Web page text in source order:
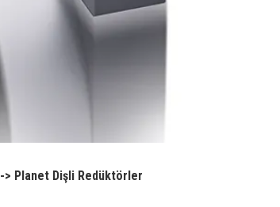
-> Planet Dişli Redüktörler